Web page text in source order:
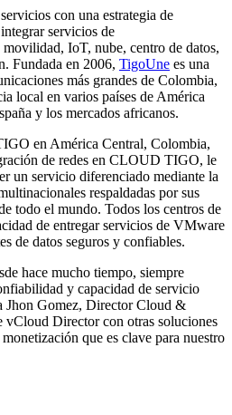
con una estrategia de
servicios de
IoT, nube, centro de datos,
Fundada en 2006, TigoUne es una
más grandes de Colombia,
local en varios países de América
y los mercados africanos.
en América Central, Colombia,
de redes en CLOUD TIGO, le
un servicio diferenciado mediante la
respaldadas por sus
todo el mundo. Todos los centros de
de entregar servicios de VMware
de datos seguros y confiables.
hace mucho tiempo, siempre
y capacidad de servicio
Jhon Gomez, Director Cloud &
vCloud Director con otras soluciones
que es clave para nuestro